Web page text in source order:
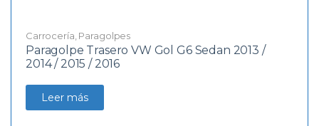
Carrocería Paragolpes
Paragolpe Trasero VW Gol G6 Sedan 2013 /
2014 / 2015 / 2016
Leer más